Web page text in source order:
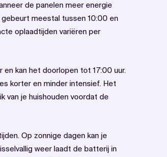
de panelen meer energie
meestal tussen 10:00 en
oplaadtijden variëren per
en kan het doorlopen tot 17:00 uur.
korter en minder intensief. Het
van je huishouden voordat de
Op zonnige dagen kan je
weer laadt de batterij in